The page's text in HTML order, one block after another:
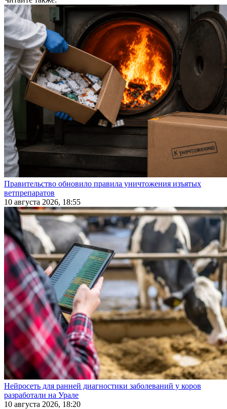
Правительство обновило правила уничтожения изъятых
ветпрепаратов
10 августа 2026, 18:55
Нейросеть для ранней диагностики заболеваний у коров
разработали на Урале
10 августа 2026, 18:20